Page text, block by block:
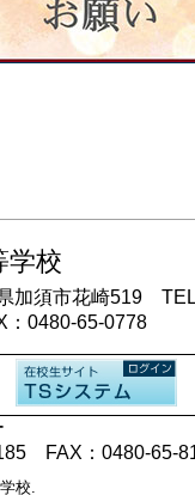
学校
加須市花崎519
0480-65-0778
FAX：0480-65-
校